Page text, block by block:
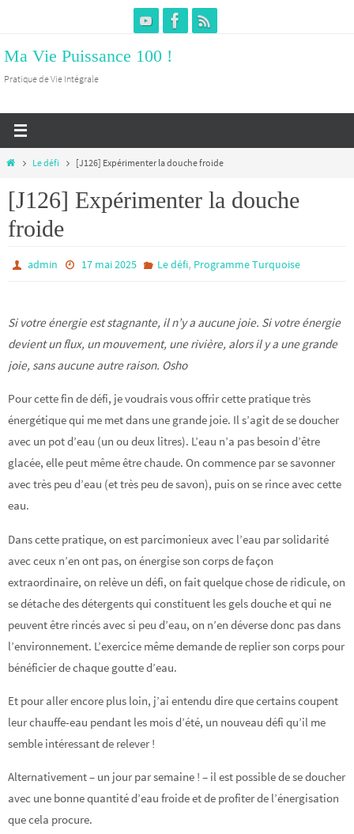
le
contenu
Ma Vie Puissance 100 !
Pratique de Vie Intégrale
HomeLe défi [J126] Expérimenter la douche froide
[J126] Expérimenter la douche
froide
admin 17 mai 2025 Le défi, Programme Turquoise
Si votre énergie est stagnante, il n’y a aucune joie. Si votre énergie
devient un flux, un mouvement, une rivière, alors il y a une grande
joie, sans aucune autre raison. Osho
Pour cette fin de défi, je voudrais vous offrir cette pratique très
énergétique qui me met dans une grande joie. Il s’agit de se doucher
avec un pot d’eau (un ou deux litres). L’eau n’a pas besoin d’être
glacée, elle peut même être chaude. On commence par se savonner
avec très peu d’eau (et très peu de savon), puis on se rince avec cette
eau.
Dans cette pratique, on est parcimonieux avec l’eau par solidarité
avec ceux n’en ont pas, on énergise son corps de façon
extraordinaire, on relève un défi, on fait quelque chose de ridicule, on
se détache des détergents qui constituent les gels douche et qui ne
peuvent être rincés avec si peu d’eau, on n’en déverse donc pas dans
l’environnement. L’exercice même demande de replier son corps pour
bénéficier de chaque goutte d’eau.
Et pour aller encore plus loin, j’ai entendu dire que certains coupent
leur chauffe-eau pendant les mois d’été, un nouveau défi qu’il me
semble intéressant de relever !
Alternativement – un jour par semaine ! – il est possible de se doucher
avec une bonne quantité d’eau froide et de profiter de l’énergisation
que cela procure.